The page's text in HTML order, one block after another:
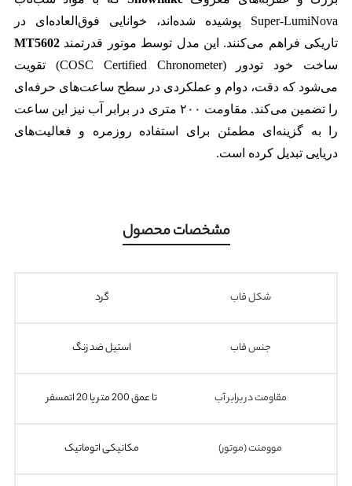
Super-LumiNova پوشیده شده‌اند، خوانایی فوق‌العاده‌ای در
تاریکی فراهم می‌کنند. این مدل توسط موتور قدرتمندMT5602
ساخت خود تودور (COSC Certified Chronometer) تقویت
می‌شود که دقت، دوام و عملکردی در سطح ساعت‌های حرفه‌ای
را تضمین می‌کند. مقاومت ۲۰۰ متری در برابر آب نیز این ساعت
را به گزینه‌ای مطمئن برای استفاده روزمره و فعالیت‌های
دریایی تبدیل کرده است.
مشخصات محصول
شکل قاب گرد
جنس قاب استیل ضد زنگ
مقاومت در برابر آب تا عمق 200 متر یا 20 اتمسفر
موومنت (موتور) مکانیکی اتوماتیک